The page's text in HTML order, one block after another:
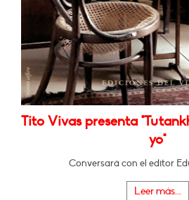
Tito Vivas presenta
yo"
Conversará con el editor
Leer más...